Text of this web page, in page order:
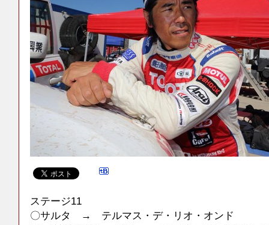
ステージ11
〇サルタ → テルマス・デ・リオ・オンド